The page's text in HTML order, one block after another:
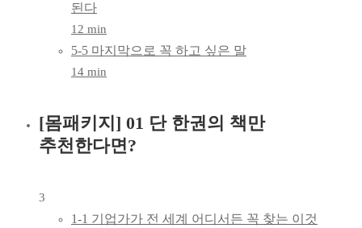
된다
12 min
5-5 마지막으로 꼭 하고 싶은 말
14 min
[몸패키지] 01 단 한권의 책만
추천한다면?
3
1-1 기업가가 전 세계 어디서든 꼭 찾는 이것